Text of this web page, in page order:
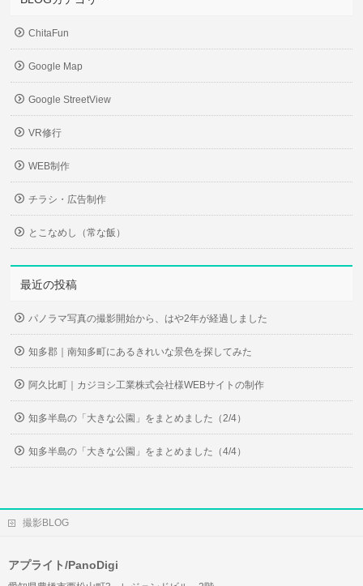
ChitaFun
Google Map
Google StreetView
VR修行
WEB制作
チラシ・広告制作
とこなめし（常な飯）
最近の投稿
パノラマ写真の撮影開始から、はや2年が経過しました
知多郡｜南知多町にあるきれいな景色を探してみた
阿久比町｜カジヨシ工業株式会社様WEBサイトの制作
知多半島の「大きな公園」をまとめました（2/4）
知多半島の「大きな公園」をまとめました（4/4）
撮影BLOG
アプライト/PanoDigi